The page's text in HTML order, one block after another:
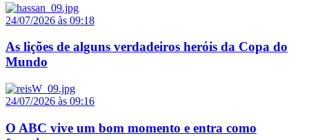
24/07/2026 às 09:18
As lições de alguns verdadeiros heróis da Copa do
Mundo
24/07/2026 às 09:16
O ABC vive um bom momento e entra como